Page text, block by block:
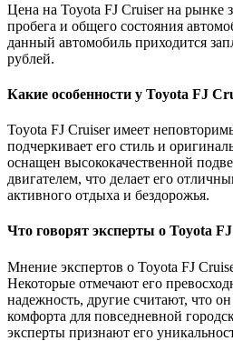
Цена на Toyota FJ Cruiser на рынке
пробега и общего состояния
данный автомобиль приходится
рублей.
Какие особенности у Toyota FJ
Toyota FJ Cruiser имеет
подчеркивает его стиль и
оснащен высококачественной
двигателем, что делает его
активного отдыха и бездорожья.
Что говорят эксперты о Toyota
Мнение экспертов о Toyota FJ
Некоторые отмечают его
надежность, другие считают, что
комфорта для повседневной
эксперты признают его